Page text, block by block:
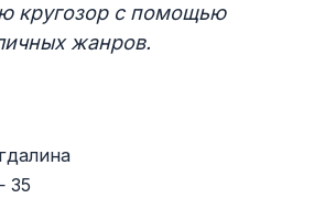
кругозор с помощью
жанров.
35